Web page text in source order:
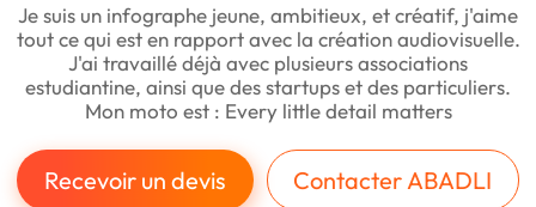
Je suis un infographe jeune, ambitieux, et créatif, j'aime
tout ce qui est en rapport avec la création audiovisuelle.
J'ai travaillé déjà avec plusieurs associations
estudiantine, ainsi que des startups et des particuliers.
Mon moto est : Every little detail matters
Recevoir un devis Contacter ABADLI